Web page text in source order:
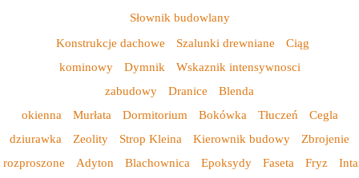
Słownik budowlany
Konstrukcje dachowe
Szalunki drewniane
Ciąg
kominowy
Dymnik
Wskaznik intensywnosci
zabudowy
Dranice
Blenda
okienna
Murłata Dormitorium Bokówka Tłuczeń
Cegla
dziurawka
Zeolity Strop Kleina Kierownik budowy
Zbrojenie
rozproszone
Adyton Blachownica Epoksydy Faseta Fryz